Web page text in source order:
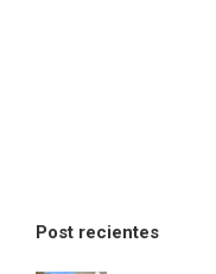
Post recientes